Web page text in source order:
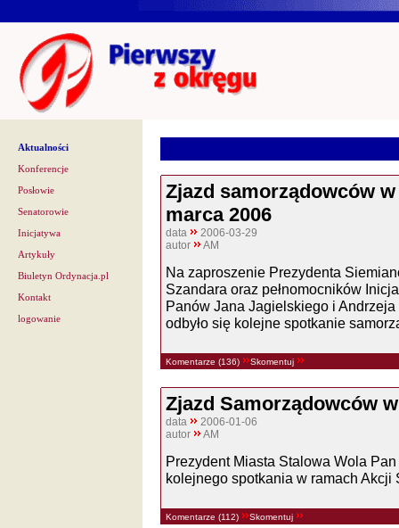
Aktualności
Konferencje
Posłowie
Senatorowie
Inicjatywa
Artykuły
Biuletyn Ordynacja.pl
Kontakt
logowanie
Zjazd samorządowców
marca 2006
data
2006-03-29
autor
AM
Na zaproszenie Prezydenta
Szandara oraz pełnomocników
Panów Jana Jagielskiego i
odbyło się kolejne spotkanie
Komentarze (136) Skomentuj
Zjazd Samorządowców
data
2006-01-06
autor
AM
Prezydent Miasta Stalowa Wola
kolejnego spotkania w ramach
Komentarze (112) Skomentuj